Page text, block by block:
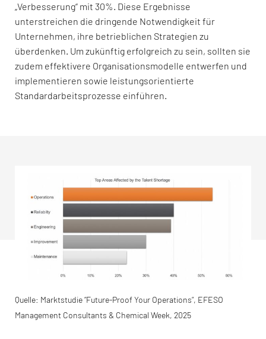
„Verbesserung“ mit 30%. Diese Ergebnisse
unterstreichen die dringende Notwendigkeit für
Unternehmen, ihre betrieblichen Strategien zu
überdenken. Um zukünftig erfolgreich zu sein, sollten sie
zudem effektivere Organisationsmodelle entwerfen und
implementieren sowie leistungsorientierte
Standardarbeitsprozesse einführen.
Quelle: Marktstudie “Future-Proof Your Operations“, EFESO
Management Consultants & Chemical Week, 2025